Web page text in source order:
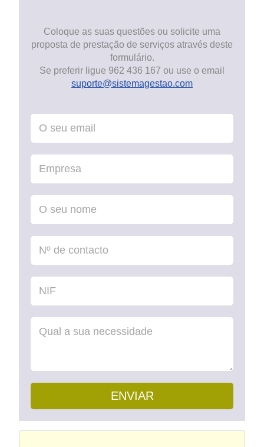
Coloque as suas questões ou solicite uma
proposta de prestação de serviços através deste
formulário.
Se preferir ligue 962 436 167 ou use o email
suporte@sistemagestao.com
ENVIAR